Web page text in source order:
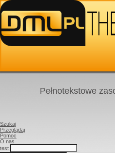
Pełnotekstowe
Szukaj
Przeglądaj
Pomoc
O nas
test